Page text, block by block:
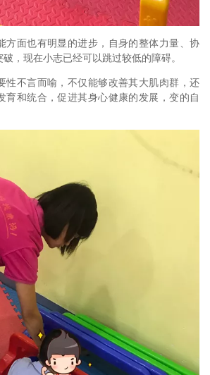
方面也有明显的进步，自身的整体力量、协
，现在小志已经可以跳过较低的障碍。
性不言而喻，不仅能够改善其大肌肉群，还
育和统合，促进其身心健康的发展，变的自